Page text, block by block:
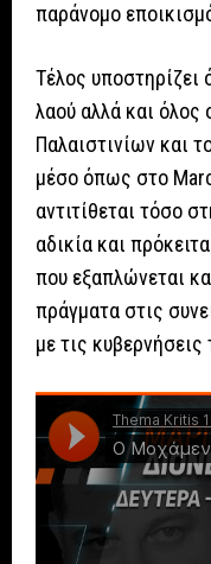
παράνομο
Τέλος υποστηρίζει
λαού αλλά και όλος
Παλαιστινίων και
μέσο όπως στο
αντιτίθεται τόσο
αδικία και
που εξαπλώνεται
πράγματα στις
με τις